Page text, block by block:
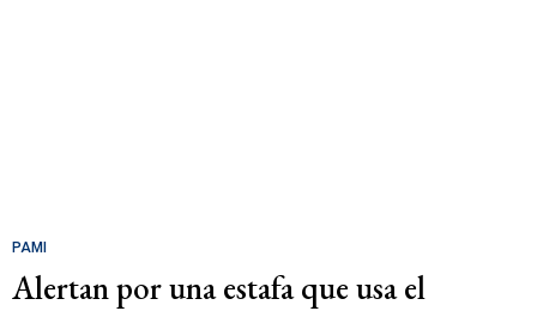
PAMI
Alertan por una estafa que usa el